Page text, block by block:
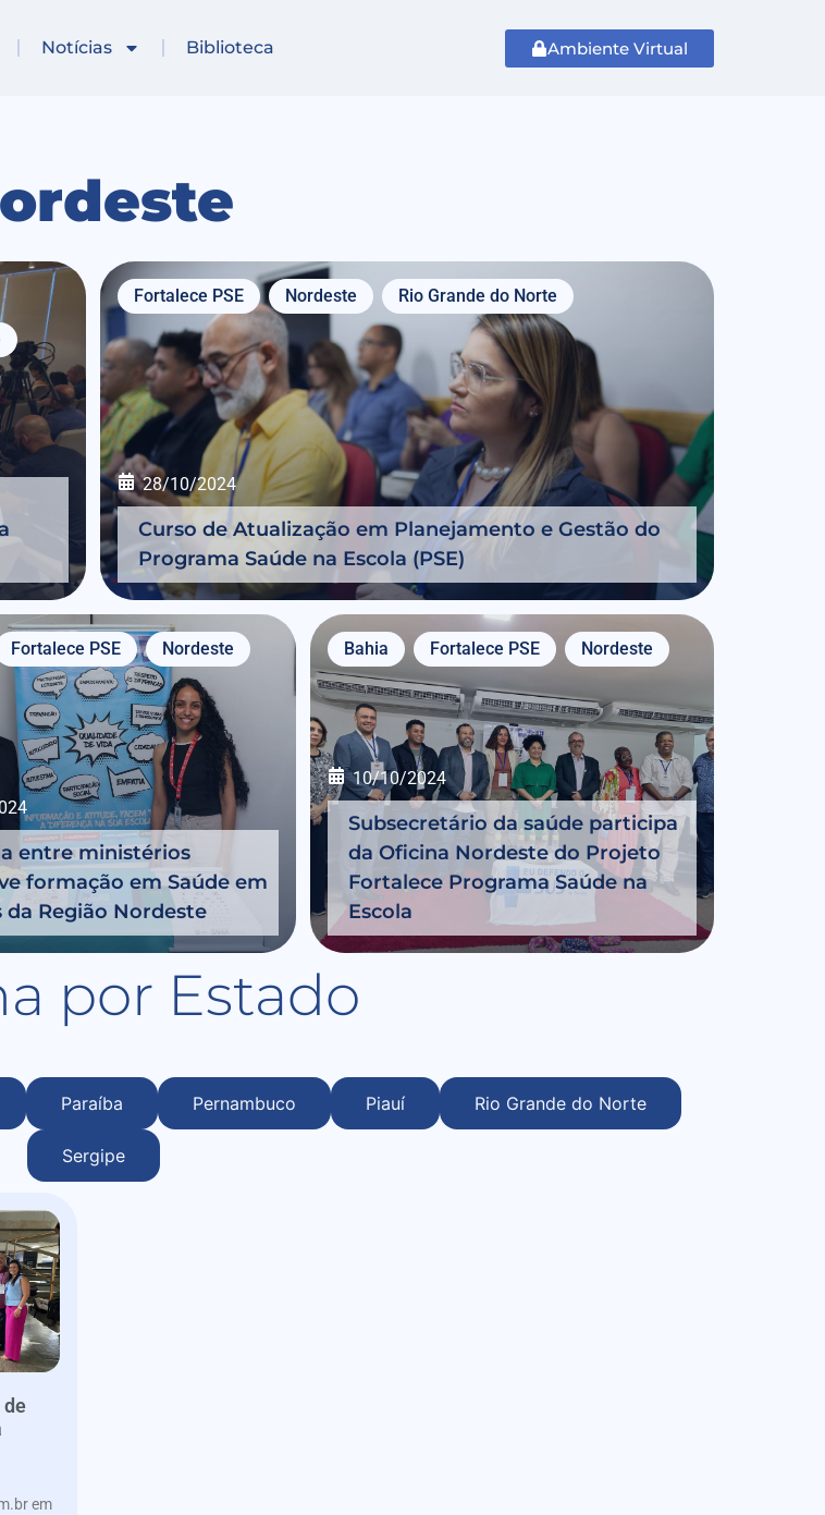
Notícias Biblioteca Ambiente Virtual
Fortalece PSE Nordeste Rio Grande do Norte
28/10/2024
Curso de Atualização em Planejamento e Gestão do
Programa Saúde na Escola (PSE)
Fortalece PSE Nordeste
entre ministérios
formação em Saúde em
da Região Nordeste
Bahia Fortalece PSE Nordeste
10/10/2024
Subsecretário da saúde participa
da Oficina Nordeste do Projeto
Fortalece Programa Saúde na
Escola
por Estado
Paraíba Pernambuco Piauí Rio Grande do Norte
Sergipe
em